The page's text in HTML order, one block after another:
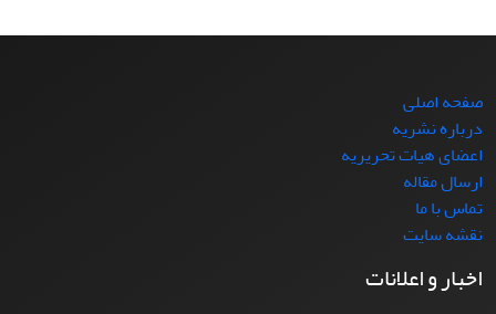
صفحه اصلی
درباره نشریه
اعضای هیات تحریریه
ارسال مقاله
تماس با ما
نقشه سایت
اخبار و اعلانات